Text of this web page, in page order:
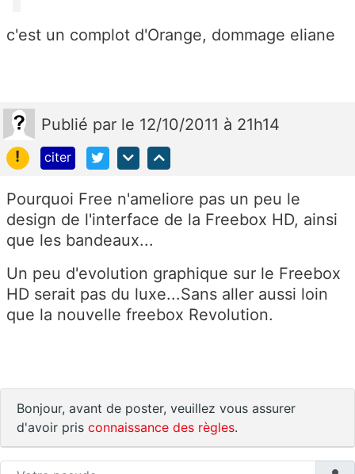
c'est un complot d'Orange, dommage eliane
Publié par le 12/10/2011 à 21h14
!
citer
Pourquoi Free n'ameliore pas un peu le
design de l'interface de la Freebox HD, ainsi
que les bandeaux...
Un peu d'evolution graphique sur le Freebox
HD serait pas du luxe...Sans aller aussi loin
que la nouvelle freebox Revolution.
Bonjour, avant de poster, veuillez vous assurer
d'avoir pris connaissance des règles.